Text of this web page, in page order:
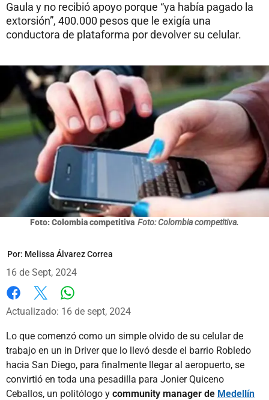
Gaula y no recibió apoyo porque “ya había pagado la
extorsión”, 400.000 pesos que le exigía una
conductora de plataforma por devolver su celular.
Foto: Colombia competitiva Foto: Colombia competitiva.
Por: Melissa Álvarez Correa
16 de Sept, 2024
Facebook
X
Actualizado: 16 de sept, 2024
Lo que comenzó como un simple olvido de su celular de
trabajo en un in Driver que lo llevó desde el barrio Robledo
hacia San Diego, para finalmente llegar al aeropuerto, se
convirtió en toda una pesadilla para Jonier Quiceno
Ceballos, un politólogo y community manager de Medellín